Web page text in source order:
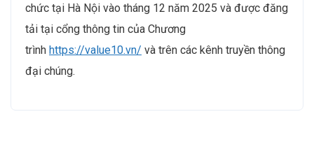
chức tại Hà Nội vào tháng 12 năm 2025 và được đăng
tải tại cổng thông tin của Chương
trình https://value10.vn/ và trên các kênh truyền thông
đại chúng.